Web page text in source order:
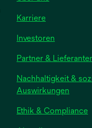
Karriere
Investoren
Partner &
Nachhaltigkeit &
Auswirkungen
Ethik & Compliance